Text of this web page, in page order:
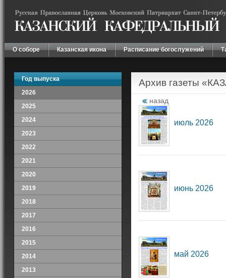
О соборе Казанская икона Расписание богослужений
Год выпуска
2026
2025
2024
2023
2022
2021
2020
2019
2018
2017
2016
2015
2014
2013
Архив газеты
назад
июль 2026
июнь 2026
май 2026